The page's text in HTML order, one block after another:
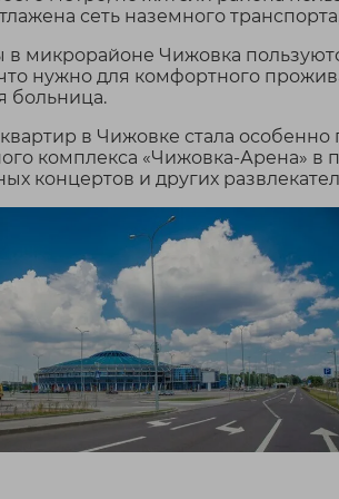
50.3 м²
Отличный вариант для
аренды! Предлагаем в
сеть наземного
в микрорайоне Чижовка
что нужно для комфортного
больница.
в Чижовке стала
комплекса «Чижовка-Арена» в
концертов и других